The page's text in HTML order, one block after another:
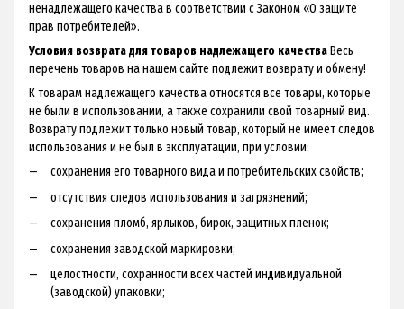
ненадлежащего качества в соответствии с Законом «О защите
прав потребителей».
Условия возврата для товаров надлежащего качестваВесь
перечень товаров на нашем сайте подлежит возврату и обмену!
К товарам надлежащего качества относятся все товары, которые
не были в использовании, а также сохранили свой товарный вид.
Возврату подлежит только новый товар, который не имеет следов
использования и не был в эксплуатации, при условии:
сохранения его товарного вида и потребительских свойств;
отсутствия следов использования и загрязнений;
сохранения пломб, ярлыков, бирок, защитных пленок;
сохранения заводской маркировки;
целостности, сохранности всех частей индивидуальной
(заводской) упаковки;